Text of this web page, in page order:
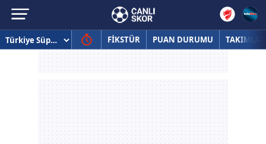
FİKSTÜR PUAN DURUMU TAKIMLAR